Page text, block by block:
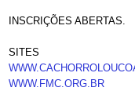
INSCRIÇÕES ABERTAS.
SITES
WWW.FMC.ORG.BR